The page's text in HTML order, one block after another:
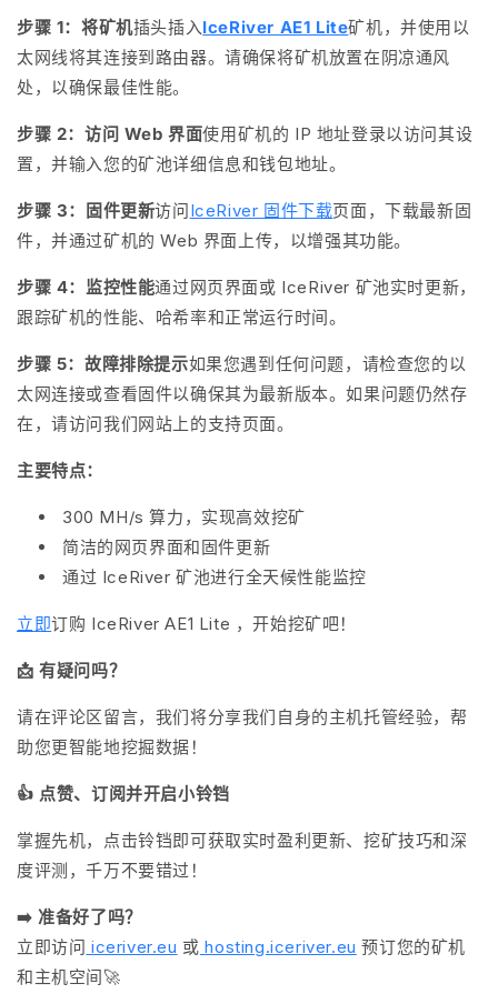
步骤 1：将矿机插头插入IceRiver AE1 Lite矿机，并使用以
太网线将其连接到路由器。请确保将矿机放置在阴凉通风
处，以确保最佳性能。
步骤 2：访问 Web 界面使用矿机的 IP 地址登录以访问其设
置，并输入您的矿池详细信息和钱包地址。
步骤 3：固件更新访问IceRiver 固件下载页面，下载最新固
件，并通过矿机的 Web 界面上传，以增强其功能。
步骤 4：监控性能通过网页界面或 IceRiver 矿池实时更新，
跟踪矿机的性能、哈希率和正常运行时间。
步骤 5：故障排除提示如果您遇到任何问题，请检查您的以
太网连接或查看固件以确保其为最新版本。如果问题仍然存
在，请访问我们网站上的支持页面。
主要特点：
300 MH/s 算力 ，实现高效挖矿
简洁的网页界面和固件更新
通过 IceRiver 矿池进行全天候性能监控
立即订购 IceRiver AE1 Lite ，开始挖矿吧！
📩 有疑问吗？
请在评论区留言，我们将分享我们自身的主机托管经验，帮
助您更智能地挖掘数据！
👍 点赞、订阅并开启小铃铛
掌握先机，点击铃铛即可获取实时盈利更新、挖矿技巧和深
度评测，千万不要错过！
➡️ 准备好了吗？
立即访问 iceriver.eu 或 hosting.iceriver.eu 预订您的矿机
和主机空间🚀